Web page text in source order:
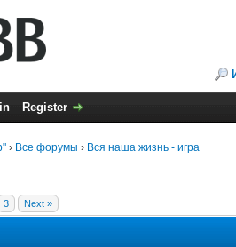
Register
› Все форумы › Вся наша жизнь - игра
3 Next »